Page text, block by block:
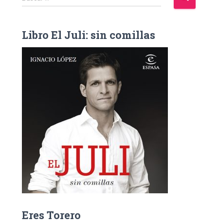
u
c
Libro El Juli: sin comillas
Eres Torero